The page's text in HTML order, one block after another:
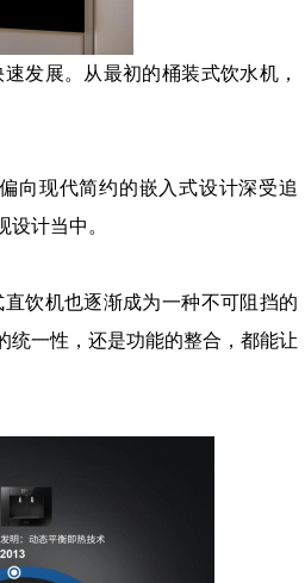
展。从最初的桶装式饮水机，
现代简约的嵌入式设计深受追
计当中。
饮机也逐渐成为一种不可阻挡的
统一性，还是功能的整合，都能让